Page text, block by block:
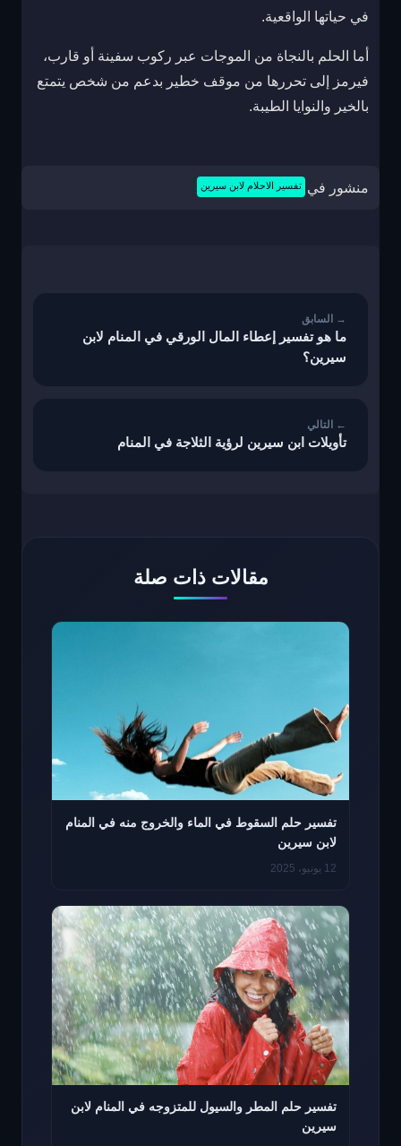
في حياتها الواقعية.
أما الحلم بالنجاة من الموجات عبر ركوب سفينة أو قارب،
فيرمز إلى تحررها من موقف خطير بدعم من شخص يتمتع
بالخير والنوايا الطيبة.
منشور في تفسير الاحلام لابن سيرين
ما هو تفسير إعطاء المال الورقي في المنام لابن
سيرين؟
تأويلات ابن سيرين لرؤية الثلاجة في المنام
مقالات ذات صلة
تفسير حلم السقوط في الماء والخروج منه في المنام
لابن سيرين
12 يونيو، 2025
تفسير حلم المطر والسيول للمتزوجه في المنام لابن
سيرين